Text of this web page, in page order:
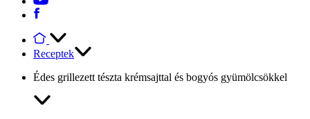
Receptek
Édes grillezett tészta krémsajttal és bogyós gyümölcsökkel